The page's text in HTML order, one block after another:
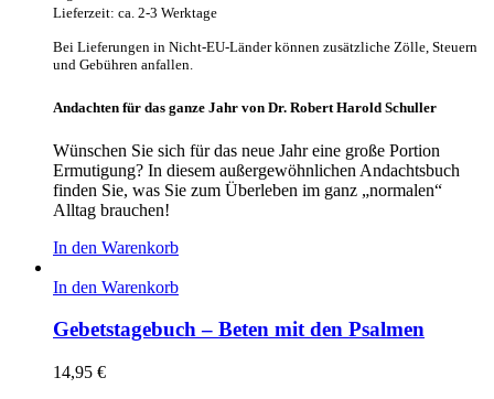
Lieferzeit: ca. 2-3 Werktage
Bei Lieferungen in Nicht-EU-Länder können zusätzliche Zölle, Steuern
und Gebühren anfallen.
Andachten für das ganze Jahr von Dr. Robert Harold Schuller
Wünschen Sie sich für das neue Jahr eine große Portion
Ermutigung? In diesem außergewöhnlichen Andachtsbuch
finden Sie, was Sie zum Überleben im ganz „normalen“
Alltag brauchen!
In den Warenkorb
In den Warenkorb
Gebetstagebuch – Beten mit den Psalmen
14,95 €